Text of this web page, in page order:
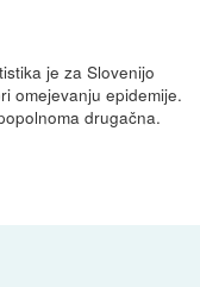
je za Slovenijo
omejevanju epidemije.
drugačna.